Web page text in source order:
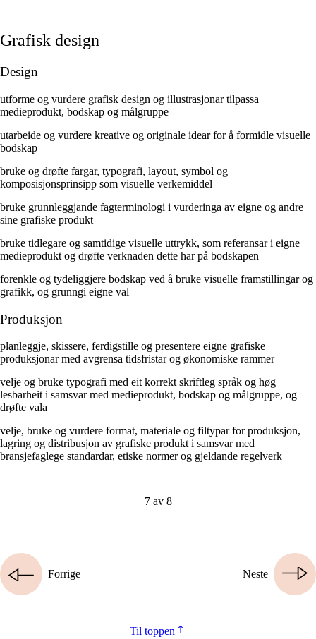
Grafisk design
Design
utforme og vurdere grafisk design og illustrasjonar tilpassa
medieprodukt, bodskap og målgruppe
utarbeide og vurdere kreative og originale idear for å formidle visuelle
bodskap
bruke og drøfte fargar, typografi, layout, symbol og
komposisjonsprinsipp som visuelle verkemiddel
bruke grunnleggjande fagterminologi i vurderinga av eigne og andre
sine grafiske produkt
bruke tidlegare og samtidige visuelle uttrykk, som referansar i eigne
medieprodukt og drøfte verknaden dette har på bodskapen
forenkle og tydeliggjere bodskap ved å bruke visuelle framstillingar og
grafikk, og grunngi eigne val
Produksjon
planleggje, skissere, ferdigstille og presentere eigne grafiske
produksjonar med avgrensa tidsfristar og økonomiske rammer
velje og bruke typografi med eit korrekt skriftleg språk og høg
lesbarheit i samsvar med medieprodukt, bodskap og målgruppe, og
drøfte vala
velje, bruke og vurdere format, materiale og filtypar for produksjon,
lagring og distribusjon av grafiske produkt i samsvar med
bransjefaglege standardar, etiske normer og gjeldande regelverk
7 av 8
Neste
Forrige
Til toppen